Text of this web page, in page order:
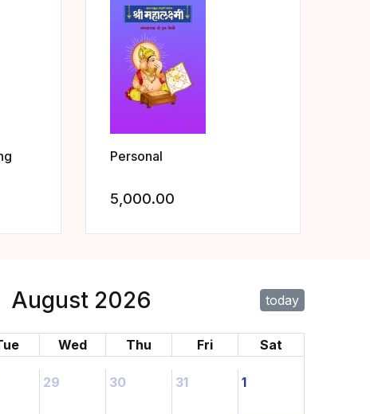
Add to wishlist
Personal
5,000.00
August 2026 today
Wed Thu Fri Sat
29 30 31 1